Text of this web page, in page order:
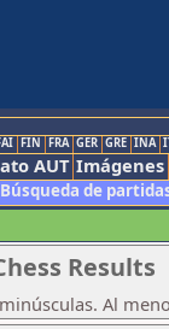
FIN FRA GER GRE INA
AUT Imágenes
Búsqueda de
Results
Al